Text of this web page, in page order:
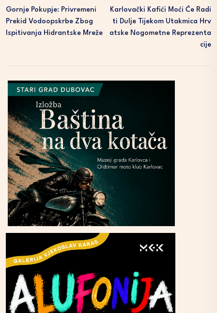
Gornje Pokupje: Privremeni
Prekid Vodoopskrbe Zbog
Ispitivanja Hidrantske Mreže
Karlovački Kafići Moći Će Radi
Ti Dulje Tijekom Utakmica Hrv
Atske Nogometne Reprezenta
Cije